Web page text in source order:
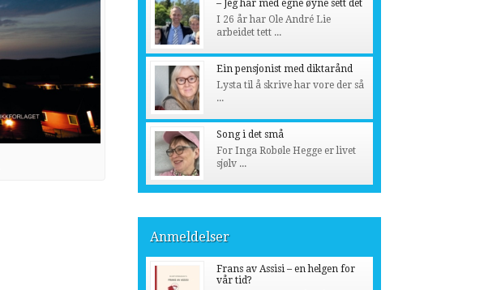
– Jeg har med egne øyne sett det
I 26 år har Ole André Lie
arbeidet tett ...
Ein pensjonist med diktarånd
Lysta til å skrive har vore der så
...
Song i det små
For Inga Robøle Hegge er livet
sjølv ...
Anmeldelser
Frans av Assisi – en helgen for
vår tid?